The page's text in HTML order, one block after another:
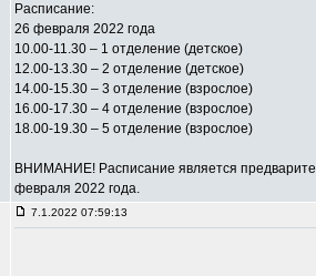
Расписание:
26 февраля 2022 года
10.00-11.30 – 1 отделение (детское)
12.00-13.30 – 2 отделение (детское)
14.00-15.30 – 3 отделение (взрослое)
16.00-17.30 – 4 отделение (взрослое)
18.00-19.30 – 5 отделение (взрослое)
ВНИМАНИЕ! Расписание является
февраля 2022 года.
7.1.2022 07:59:13